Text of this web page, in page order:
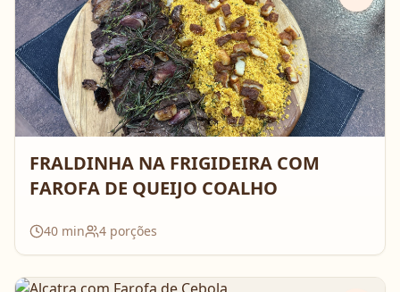
FRALDINHA NA FRIGIDEIRA COM
FAROFA DE QUEIJO COALHO
40 min 4 porções